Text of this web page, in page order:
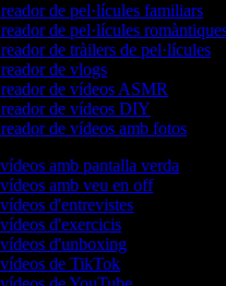
de pel·lícules familiars
de pel·lícules romàntiques
de tràilers de pel·lícules
de vlogs
de vídeos ASMR
de vídeos DIY
de vídeos amb fotos
vídeos amb pantalla verda
vídeos amb veu en off
d'entrevistes
vídeos d'exercicis
vídeos d'unboxing
vídeos de TikTok